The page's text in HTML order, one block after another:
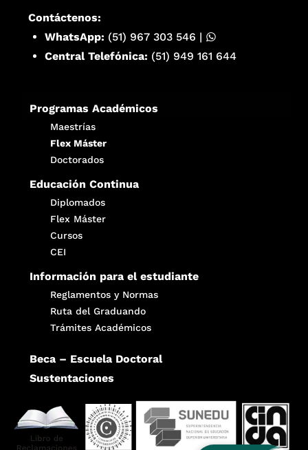
Contáctenos:
WhatsApp: (51) 967 303 546 |
Central Telefónica: (51) 949 161 644
Programas Académicos
Maestrías
Flex Máster
Doctorados
Educación Continua
Diplomados
Flex Máster
Cursos
CEI
Información para el estudiante
Reglamentos y Normas
Ruta del Graduando
Trámites Académicos
Beca – Escuela Doctoral
Sustentaciones